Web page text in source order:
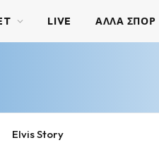
LIVE ΑΛΛΑ ΣΠΟΡ
Elvis Story